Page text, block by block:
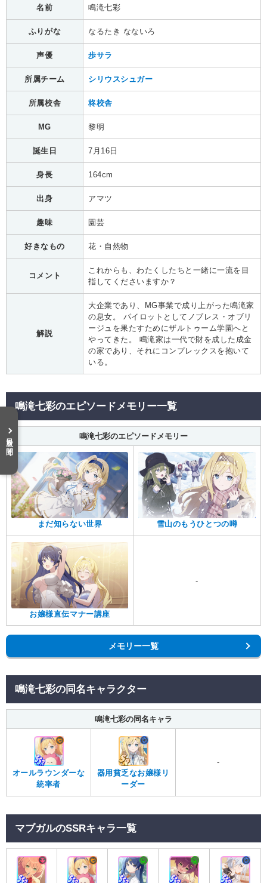
名前 鳴滝七彩
ふりがな なるたき なないろ
声優 歩サラ
所属チーム シリウスシュガー
所属校舎 柊校舎
MG 黎明
誕生日 7月16日
身長 164cm
出身 アマツ
趣味 園芸
好きなもの 花・自然物
コメント
これからも、わたくしたちと一緒に一流を目
指してくださいますか？
解説
大企業であり、MG事業で成り上がった鳴滝家
の息女。 パイロットとしてノブレス・オブリ
ージュを果たすためにザルトゥーム学園へと
やってきた。 鳴滝家は一代で財を成した成金
の家であり、それにコンプレックスを抱いて
いる。
鳴滝七彩のエピソードメモリー一覧
鳴滝七彩のエピソードメモリー
まだ知らない世界 雪山のもうひとつの噂
お嬢様直伝マナー講座
-
メモリー一覧
鳴滝七彩の同名キャラクター
鳴滝七彩の同名キャラ
オールラウンダーな
統率者
器用貧乏なお嬢様リ
ーダー
-
マブガルのSSRキャラ一覧
目次を開く